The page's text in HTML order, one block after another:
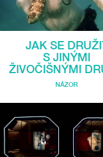
JAK SE
S JINÝMI
ŽIVOČIŠNÝMI
NÁZOR